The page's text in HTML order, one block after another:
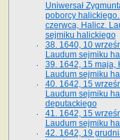
Uniwersał
poborcy
czerwca, Halicz.
sejmiku halickiego
38. 1640, 10
Laudum sejmiku
39. 1642, 15 maja,
Laudum sejmiku
40. 1642, 15
Laudum sejmiku
deputackiego
41. 1642, 15
Laudum sejmiku
42. 1642, 19